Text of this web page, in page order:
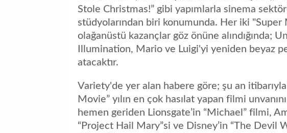
Stole Christmas!” gibi yapımlarla sinema
stüdyolarından biri konumunda. Her iki
olağanüstü kazançlar göz önüne alındığında;
Illumination, Mario ve Luigi'yi yeniden beyaz
atacaktır.
Variety'de yer alan habere göre; şu an
Movie” yılın en çok hasılat yapan filmi
hemen geriden Lionsgate’in “Michael” filmi,
“Project Hail Mary”si ve Disney’in “The Devil